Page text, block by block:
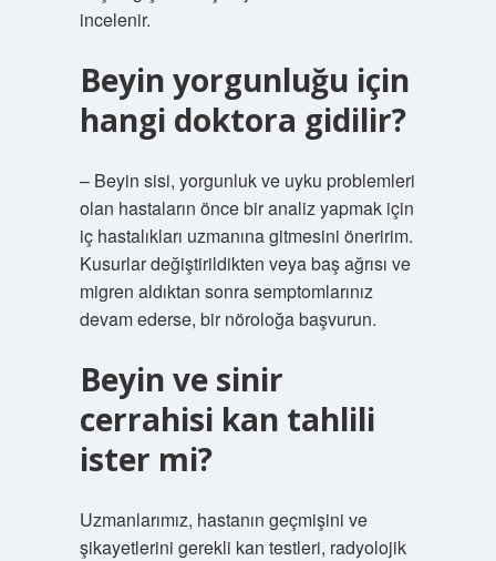
incelenir.
Beyin yorgunluğu için
hangi doktora gidilir?
– Beyin sisi, yorgunluk ve uyku problemleri
olan hastaların önce bir analiz yapmak için
iç hastalıkları uzmanına gitmesini öneririm.
Kusurlar değiştirildikten veya baş ağrısı ve
migren aldıktan sonra semptomlarınız
devam ederse, bir nöroloğa başvurun.
Beyin ve sinir
cerrahisi kan tahlili
ister mi?
Uzmanlarımız, hastanın geçmişini ve
şikayetlerini gerekli kan testleri, radyolojik